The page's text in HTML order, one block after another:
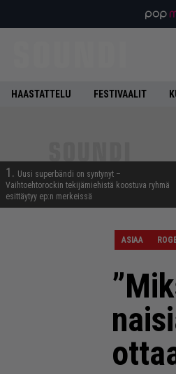
HAASTATTELU FESTIVAALIT
1. Uusi superbändi on syntynyt –
Vaihtoehtorockin tekijämiehistä koostuva ryhmä
esittäytyy ep:n merkeissä
ASIAA